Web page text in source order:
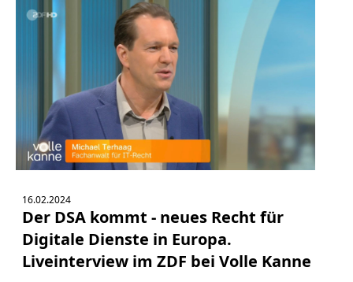
16.02.2024
Der DSA kommt - neues Recht für
Digitale Dienste in Europa.
Liveinterview im ZDF bei Volle Kanne